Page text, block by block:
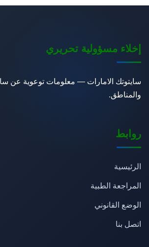
إخلاء مسؤولية تحريري
سايتوتك الامارات — معلومات توعوية عن
والمناطق.
روابط
الرئيسية
المراجعة الطبية
الوضع القانوني
اتصل بنا